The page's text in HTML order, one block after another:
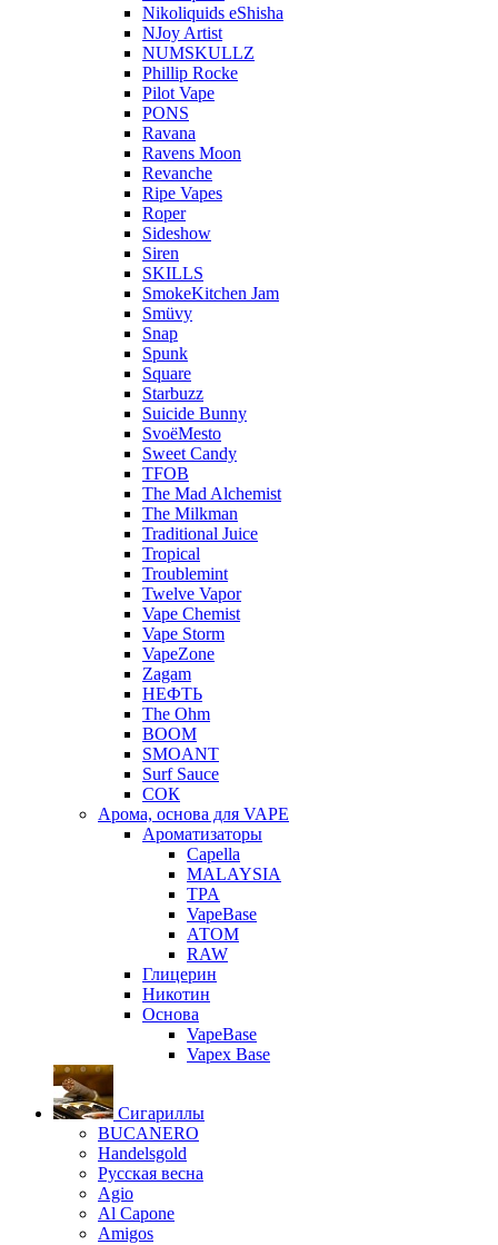
Nikoliquids eShisha
NJoy Artist
NUMSKULLZ
Phillip Rocke
Pilot Vape
PONS
Ravana
Ravens Moon
Revanche
Ripe Vapes
Roper
Sideshow
Siren
SKILLS
SmokeKitchen Jam
Smüvy
Snap
Spunk
Square
Starbuzz
Suicide Bunny
SvoёMesto
Sweet Candy
TFOB
The Mad Alchemist
The Milkman
Traditional Juice
Tropical
Troublemint
Twelve Vapor
Vape Chemist
Vape Storm
VapeZone
Zagam
НЕФТЬ
The Ohm
BOOM
SMOANT
Surf Sauce
СОК
Арома, основа для VAPE
Ароматизаторы
Capella
MALAYSIA
TPA
VapeBase
АТОМ
RAW
Глицерин
Никотин
Основа
VapeBase
Vapex Base
Сигариллы
BUCANERO
Handelsgold
Русская весна
Agio
Al Capone
Amigos